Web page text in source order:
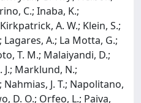
C.; Inaba, K.;
A. W.; Klein, S.;
Lagares, A.; La Motta, G.;
T. M.; Malaiyandi, D.;
Marklund, N.;
J. T.; Napolitano,
D. O.; Orfeo, L.; Paiva,